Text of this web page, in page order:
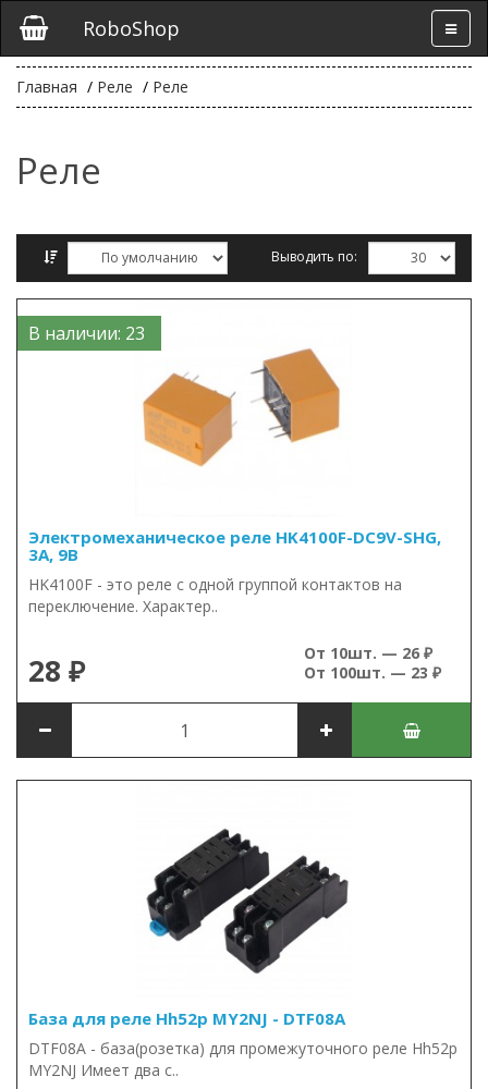
RoboShop
Главная Реле Реле
Реле
Выводить по:
В наличии: 23
Электромеханическое реле HK4100F-DC9V-SHG,
3А, 9В
HK4100F - это реле с одной группой контактов на
переключение. Характер..
28 ₽
От 10шт. — 26 ₽
От 100шт. — 23 ₽
База для реле Hh52p MY2NJ - DTF08A
DTF08A - база(розетка) для промежуточного реле Hh52p
MY2NJ Имеет два с..